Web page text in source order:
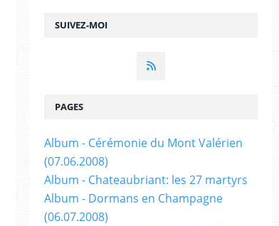
SUIVEZ-MOI
PAGES
Album - Cérémonie du Mont Valérien
(07.06.2008)
Album - Chateaubriant: les 27 martyrs
Album - Dormans en Champagne
(06.07.2008)